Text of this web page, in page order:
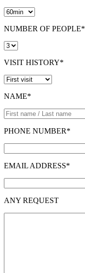
NUMBER OF PEOPLE*
VISIT HISTORY*
NAME*
PHONE NUMBER*
EMAIL ADDRESS*
ANY REQUEST